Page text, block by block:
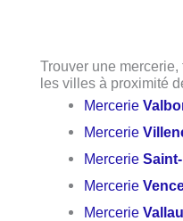
Trouver une
les villes à proximité
Mercerie
Mercerie
Mercerie
Mercerie
Mercerie